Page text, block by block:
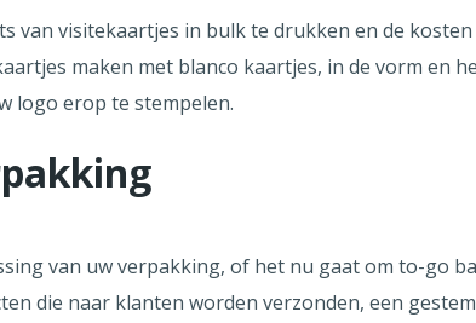
van visitekaartjes in bulk te drukken en de
maken met blanco kaartjes, in de vorm en
logo erop te stempelen.
van uw verpakking, of het nu gaat om to-go
die naar klanten worden verzonden, een